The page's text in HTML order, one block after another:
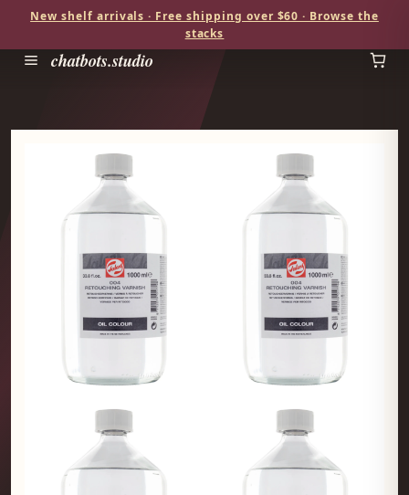
New shelf arrivals · Free shipping over $60 · Browse the
stacks
chatbots.studio